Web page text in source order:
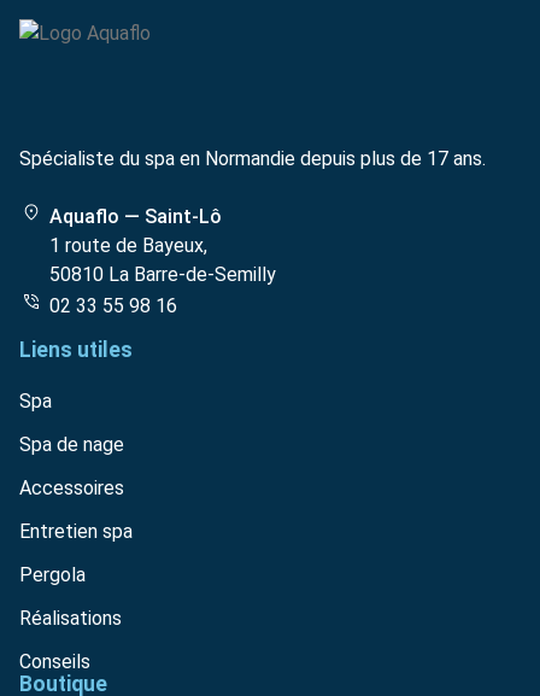
Spécialiste du spa en Normandie depuis plus de 17 ans.
Aquaflo — Saint-Lô
1 route de Bayeux,
50810 La Barre-de-Semilly
02 33 55 98 16
Liens utiles
Spa
Spa de nage
Accessoires
Entretien spa
Pergola
Réalisations
Conseils
Boutique